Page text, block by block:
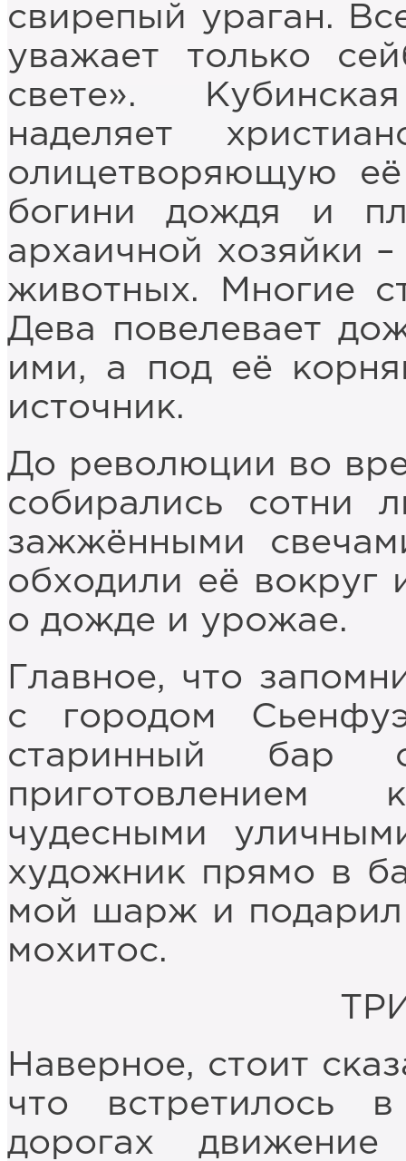
свирепый ураган.
уважает только
свете».
наделяет
олицетворяющую
богини дождя и
архаичной хозяйки
животных. Многие
Дева повелевает
ими, а под её
источник.
До революции во
собирались сотни
зажжёнными
обходили её вокруг
о дожде и урожае.
Главное, что
с городом
старинный бар
чудесными
художник прямо в
мой шарж и подарил
мохитос.
Наверное, стоит
что встретилось
дорогах движение